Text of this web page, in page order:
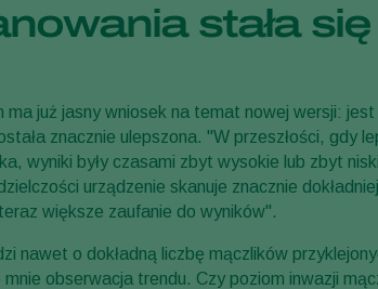
India
Korea
Mexico
Poland
stała
już jasny wniosek na temat nowej wersji:
znacznie ulepszona. "W przeszłości, gdy
wyniki były czasami zbyt wysokie lub zbyt
urządzenie skanuje znacznie
większe zaufanie do wyników".
nawet o dokładną liczbę mączlików
obserwacja trendu. Czy poziom inwazji